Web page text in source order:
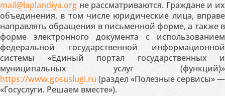
mail@laplandiya.org не рассматриваются. Граждане и их
объединения, в том числе юридические лица, вправе
направлять обращения в письменной форме, а также в
форме электронного документа с использованием
федеральной государственной информационной
системы «Единый портал государственных и
муниципальных услуг (функций)»
https://www.gosuslugi.ru (раздел «Полезные сервисы» —
«Госуслуги. Решаем вместе»).